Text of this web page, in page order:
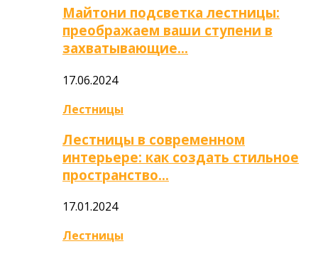
Майтони подсветка лестницы:
преображаем ваши ступени в
захватывающие…
17.06.2024
Лестницы
Лестницы в современном
интерьере: как создать стильное
пространство…
17.01.2024
Лестницы